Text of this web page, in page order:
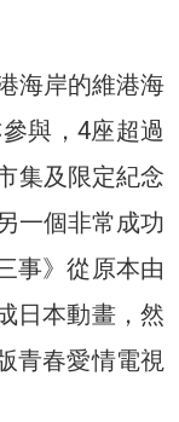
海岸的維港海
與，4座超過
集及限定紀念
一個非常成功
事》從原本由
日本動畫，然
青春愛情電視